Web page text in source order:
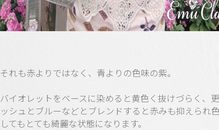
それも赤よりではなく、青よりの色味の紫。
バイオレットをベースに染めると黄色く抜けづらく、
ッシュとブルーなどとブレンドすると赤みも抑えられ
してもとても綺麗な状態になります。